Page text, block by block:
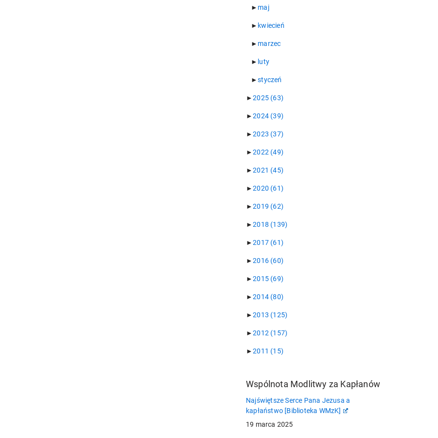
► maj
► kwiecień
► marzec
► luty
►styczeń
►2025 (63)
►2024 (39)
►2023 (37)
►2022 (49)
►2021 (45)
►2020 (61)
►2019 (62)
►2018 (139)
►2017 (61)
►2016 (60)
►2015 (69)
►2014 (80)
►2013 (125)
►2012 (157)
►2011 (15)
Wspólnota Modlitwy za Kapłanów
Najświętsze Serce Pana Jezusa a
kapłaństwo [Biblioteka WMzK]
19 marca 2025